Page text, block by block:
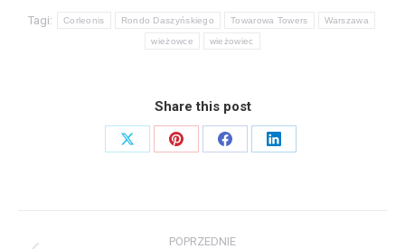
Tagi: Corleonis Rondo Daszyńskiego Towarowa Towers Warszawa
wieżowce wieżowiec
Share this post
Share
Share
Share
Share
POPRZEDNIE